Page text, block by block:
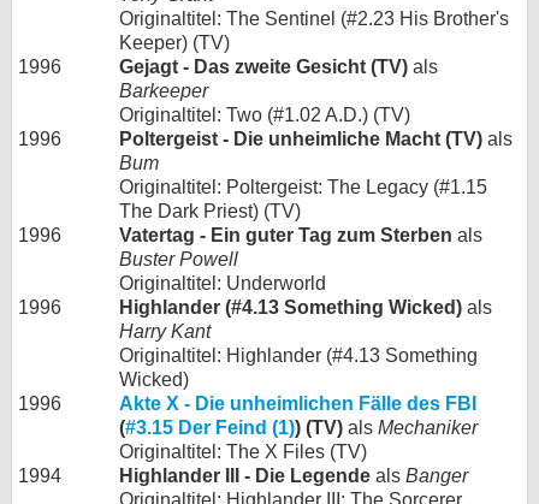
Originaltitel: The Sentinel (#2.23 His Brother's
Keeper) (TV)
1996
Gejagt - Das zweite Gesicht (TV) als
Barkeeper
Originaltitel: Two (#1.02 A.D.) (TV)
1996
Poltergeist - Die unheimliche Macht (TV) als
Bum
Originaltitel: Poltergeist: The Legacy (#1.15
The Dark Priest) (TV)
1996
Vatertag - Ein guter Tag zum Sterben als
Buster Powell
Originaltitel: Underworld
1996
Highlander (#4.13 Something Wicked) als
Harry Kant
Originaltitel: Highlander (#4.13 Something
Wicked)
1996
Akte X - Die unheimlichen Fälle des FBI
(#3.15 Der Feind (1)) (TV) als Mechaniker
Originaltitel: The X Files (TV)
1994
Highlander III - Die Legende als Banger
Originaltitel: Highlander III: The Sorcerer